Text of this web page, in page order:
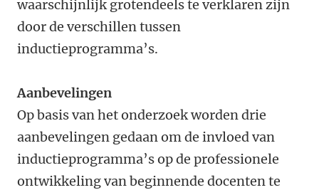
waarschijnlijk grotendeels te verklaren zijn
door de verschillen tussen
inductieprogramma’s.
Aanbevelingen
Op basis van het onderzoek worden drie
aanbevelingen gedaan om de invloed van
inductieprogramma’s op de professionele
ontwikkeling van beginnende docenten te